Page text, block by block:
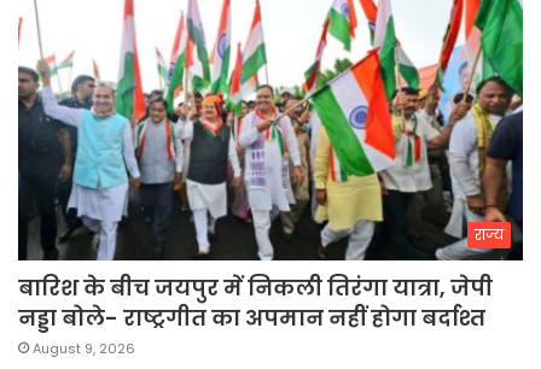
राज्य
बारिश के बीच जयपुर में निकली तिरंगा यात्रा, जेपी
नड्डा बोले- राष्ट्रगीत का अपमान नहीं होगा बर्दाश्त
August 9, 2026